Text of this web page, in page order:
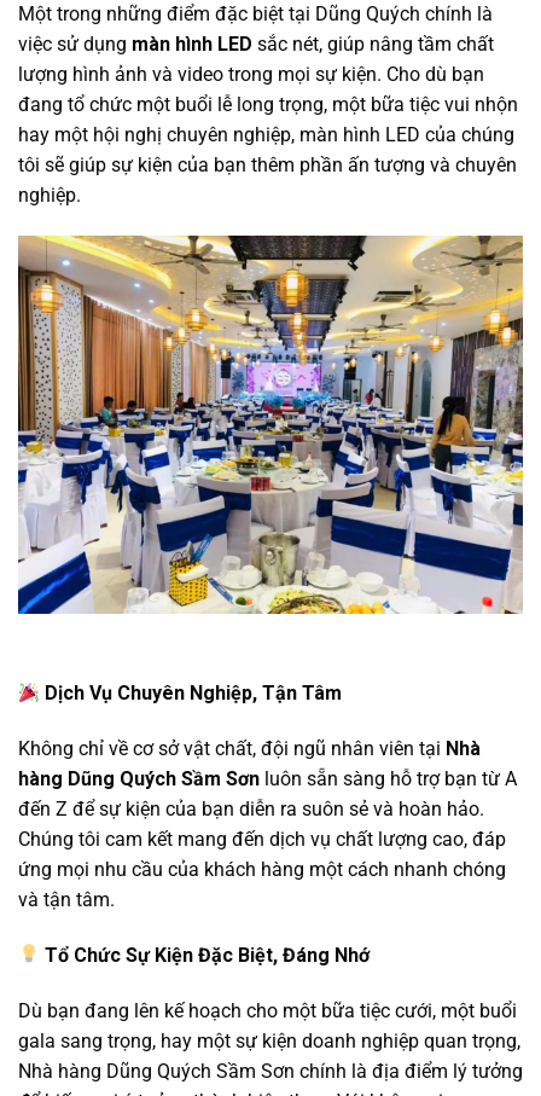
Một trong những điểm đặc biệt tại Dũng Quých chính là
việc sử dụng màn hình LED sắc nét, giúp nâng tầm chất
lượng hình ảnh và video trong mọi sự kiện. Cho dù bạn
đang tổ chức một buổi lễ long trọng, một bữa tiệc vui nhộn
hay một hội nghị chuyên nghiệp, màn hình LED của chúng
tôi sẽ giúp sự kiện của bạn thêm phần ấn tượng và chuyên
nghiệp.
Dịch Vụ Chuyên Nghiệp, Tận Tâm
Không chỉ về cơ sở vật chất, đội ngũ nhân viên tại Nhà
hàng Dũng Quých Sầm Sơn luôn sẵn sàng hỗ trợ bạn từ A
đến Z để sự kiện của bạn diễn ra suôn sẻ và hoàn hảo.
Chúng tôi cam kết mang đến dịch vụ chất lượng cao, đáp
ứng mọi nhu cầu của khách hàng một cách nhanh chóng
và tận tâm.
Tổ Chức Sự Kiện Đặc Biệt, Đáng Nhớ
Dù bạn đang lên kế hoạch cho một bữa tiệc cưới, một buổi
gala sang trọng, hay một sự kiện doanh nghiệp quan trọng,
Nhà hàng Dũng Quých Sầm Sơn chính là địa điểm lý tưởng